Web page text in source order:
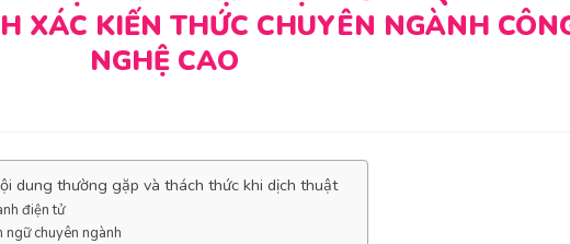
XÁC KIẾN THỨC CHUYÊN NGÀNH
NGHỆ CAO
dung thường gặp và thách thức khi dịch thuật
điện tử
chuyên ngành